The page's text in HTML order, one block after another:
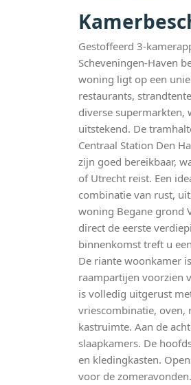
Gestoffeerd 3-
Scheveningen-Haven
woning ligt op een
restaurants,
diverse supermarkten,
uitstekend. De
Centraal Station Den
zijn goed bereikbaar,
of Utrecht reist. Een
combinatie van rust,
woning Begane grond
direct de eerste
binnenkomst treft u
De riante woonkamer
raampartijen voorzien
is volledig uitgerust
vriescombinatie, oven,
kastruimte. Aan de
slaapkamers. De
en kledingkasten.
voor de